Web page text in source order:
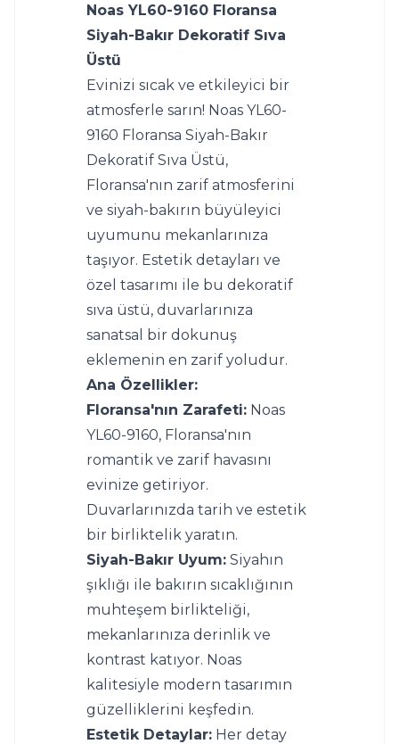
Noas YL60-9160 Floransa
Siyah-Bakır Dekoratif Sıva
Üstü
Evinizi sıcak ve etkileyici bir
atmosferle sarın! Noas YL60-
9160 Floransa Siyah-Bakır
Dekoratif Sıva Üstü,
Floransa'nın zarif atmosferini
ve siyah-bakırın büyüleyici
uyumunu mekanlarınıza
taşıyor. Estetik detayları ve
özel tasarımı ile bu dekoratif
sıva üstü, duvarlarınıza
sanatsal bir dokunuş
eklemenin en zarif yoludur.
Ana Özellikler:
Floransa'nın Zarafeti: Noas
YL60-9160, Floransa'nın
romantik ve zarif havasını
evinize getiriyor.
Duvarlarınızda tarih ve estetik
bir birliktelik yaratın.
Siyah-Bakır Uyum: Siyahın
şıklığı ile bakırın sıcaklığının
muhteşem birlikteliği,
mekanlarınıza derinlik ve
kontrast katıyor. Noas
kalitesiyle modern tasarımın
güzelliklerini keşfedin.
Estetik Detaylar: Her detay